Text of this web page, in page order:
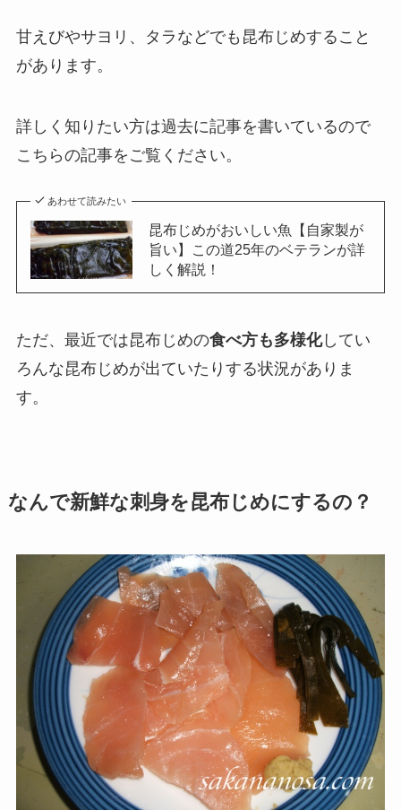
甘えびやサヨリ、タラなどでも昆布じめすること
があります。
詳しく知りたい方は過去に記事を書いているので
こちらの記事をご覧ください。
あわせて読みたい
昆布じめがおいしい魚【自家製が
旨い】この道25年のベテランが詳
しく解説！
ただ、最近では昆布じめの食べ方も多様化してい
ろんな昆布じめが出ていたりする状況がありま
す。
なんで新鮮な刺身を昆布じめにするの？